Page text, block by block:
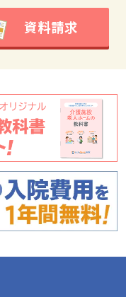
資料請求